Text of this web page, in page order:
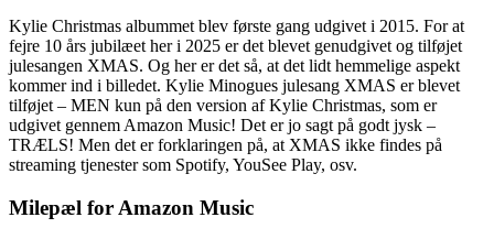
Kylie Christmas albummet blev første gang udgivet i 2015. For at
fejre 10 års jubilæet her i 2025 er det blevet genudgivet og tilføjet
julesangen XMAS. Og her er det så, at det lidt hemmelige aspekt
kommer ind i billedet. Kylie Minogues julesang XMAS er blevet
tilføjet – MEN kun på den version af Kylie Christmas, som er
udgivet gennem Amazon Music! Det er jo sagt på godt jysk –
TRÆLS! Men det er forklaringen på, at XMAS ikke findes på
streaming tjenester som Spotify, YouSee Play, osv.
Milepæl for Amazon Music